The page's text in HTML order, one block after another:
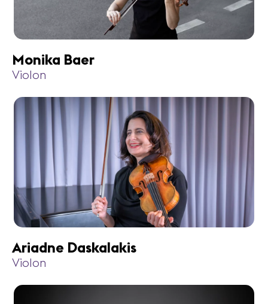
Monika Baer
Violon
Ariadne Daskalakis
Violon